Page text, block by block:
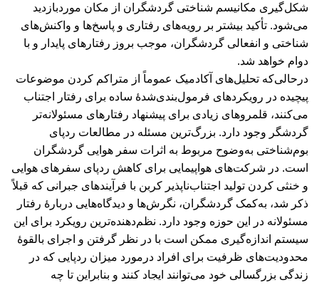
شکل‌گیری مکانیسم شناختی گردشگران از مکان موردبازدید
می‌شود. تأکید بیشتر بر رویه‌های رفتاری و پاسخ‌ها و واکنش‌های
شناختی و انفعالی گردشگران، موجب بروز رفتارهای پایدار و با
دوام خواهد شد.
درحالی‌که تحلیل‌های آکادمیک عموماً از متراکم کردن موضوعات
پیچیده در رویکردهای فرمول‌بندی‌شدۀ ساده برای رفتار اجتناب
می‌کنند، قلمروهای زیادی برای پیشنهاد رفتارهای مسئولانه‌تر
گردشگر وجود دارد. بزرگ‌ترین مسئله در مطالعات ردپای
بوم‌شناختی به‌وضوح مربوط به اثرات سفر هوایی گردشگران
است. در شرکت‌های هواپیمایی برای کاهش ردپای سفرهای هوایی
و خنثی کردن تولید اجتناب‌ناپذیر کربن با فرآیندهای جبرانی که قبلاً
ذکر شد، به‌کمک گردشگران، نگرش‌ها و دیدگاه‌هایی دربارۀ رفتار
مسئولانه در این حوزه وجود دارد. نظم‌دهنده‌ترین رویکرد برای این
سیستم اندازه‌گیری ممکن است با در نظر گرفتن و اجرای بالقوۀ
محدودیت‌های ظرفیت برای افراد درمورد میزان ردپایی که در
زندگی بزرگسالی خود می‌توانند ایجاد کنند و بنابراین تا چه